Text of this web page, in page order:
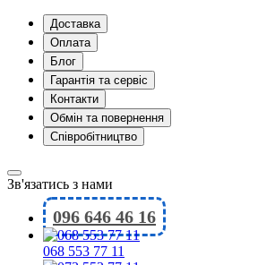
Доставка
Оплата
Блог
Гарантія та сервіс
Контакти
Обмін та повернення
Співробітництво
Зв'язатись з нами
096 646 46 16
068 553 77 11